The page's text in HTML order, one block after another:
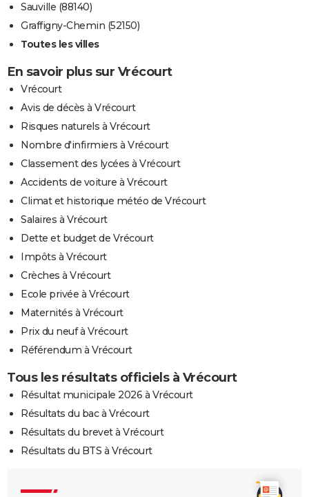
Sauville (88140)
Graffigny-Chemin (52150)
Toutes les villes
En savoir plus sur Vrécourt
Vrécourt
Avis de décès à Vrécourt
Risques naturels à Vrécourt
Nombre d'infirmiers à Vrécourt
Classement des lycées à Vrécourt
Accidents de voiture à Vrécourt
Climat et historique météo de Vrécourt
Salaires à Vrécourt
Dette et budget de Vrécourt
Impôts à Vrécourt
Crèches à Vrécourt
Ecole privée à Vrécourt
Maternités à Vrécourt
Prix du neuf à Vrécourt
Référendum à Vrécourt
Tous les résultats officiels à Vrécourt
Résultat municipale 2026 à Vrécourt
Résultats du bac à Vrécourt
Résultats du brevet à Vrécourt
Résultats du BTS à Vrécourt